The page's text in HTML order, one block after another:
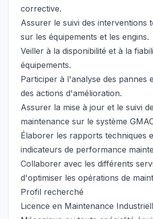
corrective.
Assurer le suivi des interventions
sur les équipements et les engins.
Veiller à la disponibilité et à la
équipements.
Participer à l'analyse des pannes
des actions d'amélioration.
Assurer la mise à jour et le suivi
maintenance sur le système
Élaborer les rapports techniques
indicateurs de performance
Collaborer avec les différents
d'optimiser les opérations de
Profil recherché
Licence en Maintenance